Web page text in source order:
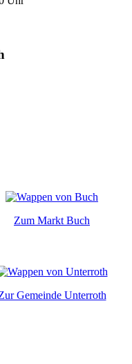
Zum Markt Buch
Gemeinde Unterroth